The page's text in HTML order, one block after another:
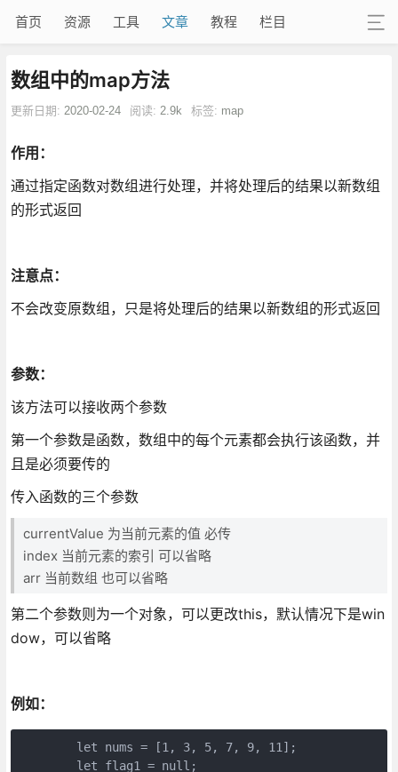
首页 资源 工具 文章 教程 栏目
数组中的map方法
更新日期: 2020-02-24 阅读: 2.9k 标签: map
作用：
通过指定函数对数组进行处理，并将处理后的结果以新数组
的形式返回
注意点：
不会改变原数组，只是将处理后的结果以新数组的形式返回
参数：
该方法可以接收两个参数
第一个参数是函数，数组中的每个元素都会执行该函数，并
且是必须要传的
传入函数的三个参数
currentValue 为当前元素的值 必传
index 当前元素的索引 可以省略
arr 当前数组 也可以省略
第二个参数则为一个对象，可以更改this，默认情况下是win
dow，可以省略
例如：
        let flag1 = null;